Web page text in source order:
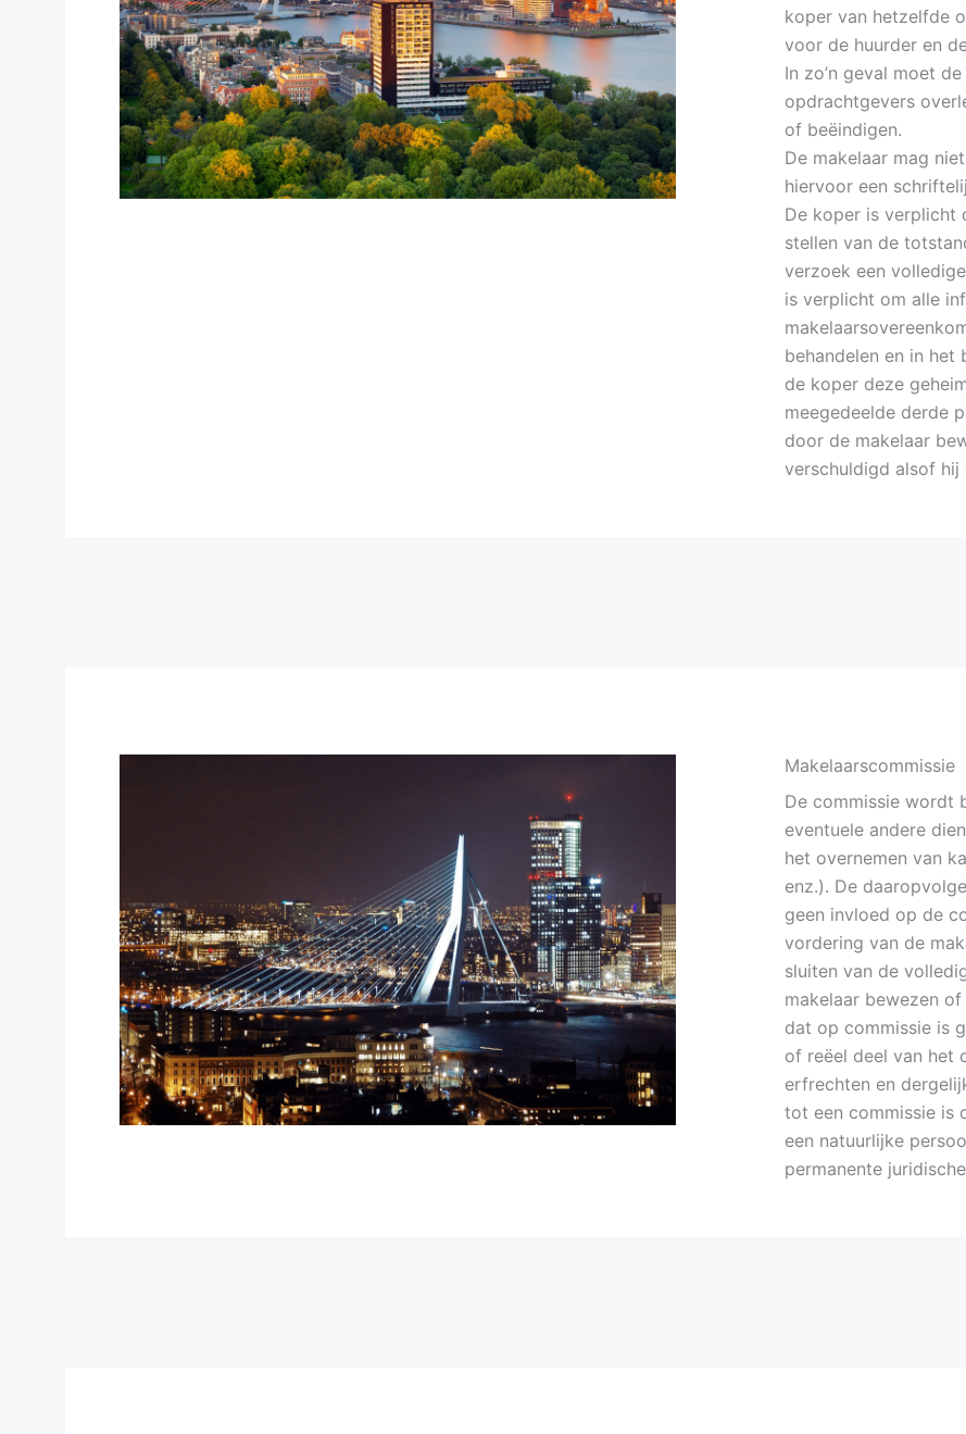
koper van hetzelfde
voor de huurder en
In zo’n geval moet
opdrachtgevers
of beëindigen.
De makelaar mag
hiervoor een
De koper is verplicht
stellen van de
verzoek een
is verplicht om alle
behandelen en in
de koper deze
meegedeelde derde
door de makelaar
verschuldigd alsof
Makelaarscommissie
De commissie wordt
eventuele andere
het overnemen van
enz.). De
geen invloed op de
vordering van de
sluiten van de
makelaar bewezen
dat op commissie is
of reëel deel van het
erfrechten en
tot een commissie is
een natuurlijke
permanente